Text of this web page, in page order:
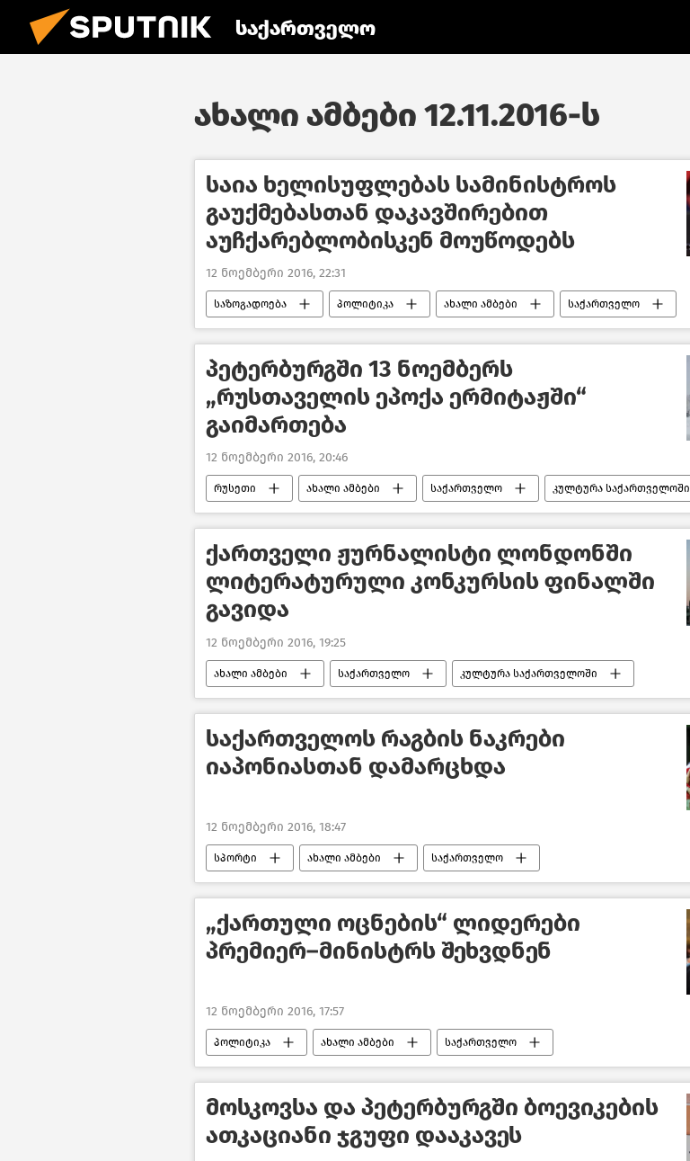
საქართველო
ახალი ამბები 12.11.2016-ს
საია ხელისუფლებას სამინისტროს
გაუქმებასთან დაკავშირებით
აუჩქარებლობისკენ მოუწოდებს
12 ნოემბერი 2016, 22:31
საზოგადოება პოლიტიკა ახალი ამბები საქართველო
პეტერბურგში 13 ნოემბერს
„რუსთაველის ეპოქა ერმიტაჟში“
გაიმართება
12 ნოემბერი 2016, 20:46
რუსეთი ახალი ამბები საქართველო კულტურა საქართველოში
ქართველი ჟურნალისტი ლონდონში
ლიტერატურული კონკურსის ფინალში
გავიდა
12 ნოემბერი 2016, 19:25
ახალი ამბები საქართველო კულტურა საქართველოში
საქართველოს რაგბის ნაკრები
იაპონიასთან დამარცხდა
12 ნოემბერი 2016, 18:47
სპორტი ახალი ამბები საქართველო
„ქართული ოცნების“ ლიდერები
პრემიერ–მინისტრს შეხვდნენ
12 ნოემბერი 2016, 17:57
პოლიტიკა ახალი ამბები საქართველო
მოსკოვსა და პეტერბურგში ბოევიკების
ათკაციანი ჯგუფი დააკავეს